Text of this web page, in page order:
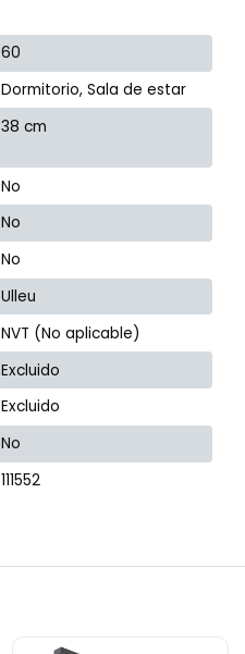
60
Dormitorio, Sala de estar
38 cm
No
No
No
Ulleu
NVT (No aplicable)
Excluido
Excluido
No
111552